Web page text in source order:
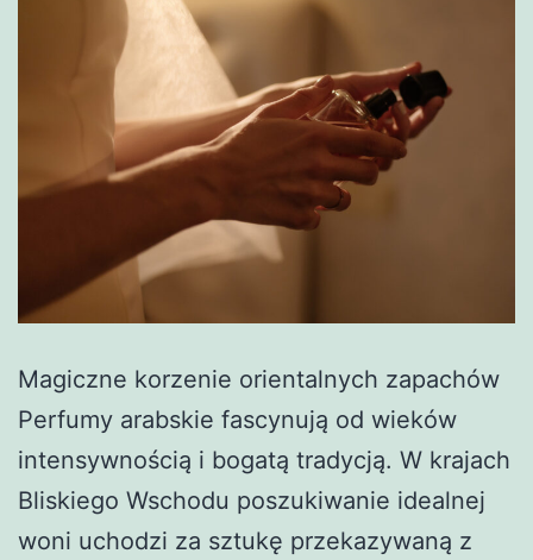
Magiczne korzenie orientalnych zapachów
Perfumy arabskie fascynują od wieków
intensywnością i bogatą tradycją. W krajach
Bliskiego Wschodu poszukiwanie idealnej
woni uchodzi za sztukę przekazywaną z